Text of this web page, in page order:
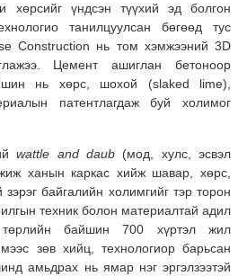
үндсэн түүхий эд болгон
танилцуулсан бөгөөд тус
Construction нь том хэмжээний 3D
Цемент ашиглан бетоноор
нь хөрс, шохой (slaked lime),
патентлагдаж буй холимог
wattle and daub (мод, хулс, эсвэл
ханын каркас хийж шавар, хөрс,
байгалийн холимгийг тэр торон
техник болон материалтай адил
байшин 700 хүртэл жил
зөв хийц, технологиор барьсан
амьдрах нь ямар нэг эргэлзээтэй